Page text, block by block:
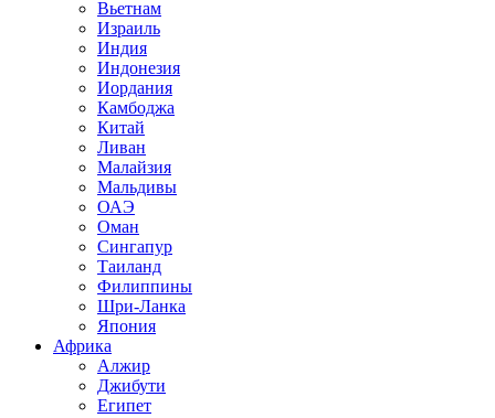
Вьетнам
Израиль
Индия
Индонезия
Иордания
Камбоджа
Китай
Ливан
Малайзия
Мальдивы
ОАЭ
Оман
Сингапур
Таиланд
Филиппины
Шри-Ланка
Япония
Африка
Алжир
Джибути
Египет